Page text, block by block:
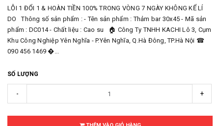
LỖI 1 ĐỔI 1 & HOÀN TIỀN 100% TRONG VÒNG 7 NGÀY KHÔNG KỂ LÍ
DO Thông số sản phẩm : - Tên sản phẩm : Thảm bar 30x45 - Mã sản
phẩm : DC014 - Chất liệu : Cao su 🏠 Công Ty TNHH KACHI Lô 3, Cụm
Khu Công Nghiệp Yên Nghĩa - P.Yên Nghĩa, Q.Hà Đông, TP.Hà Nội ☎
090 456 1469 �...
SỐ LƯỢNG
- +